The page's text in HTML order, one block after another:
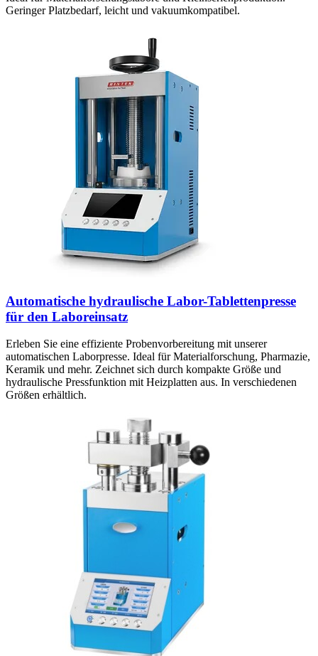
Geringer Platzbedarf, leicht und vakuumkompatibel.
Automatische hydraulische Labor-Tablettenpresse
für den Laboreinsatz
Erleben Sie eine effiziente Probenvorbereitung mit unserer
automatischen Laborpresse. Ideal für Materialforschung, Pharmazie,
Keramik und mehr. Zeichnet sich durch kompakte Größe und
hydraulische Pressfunktion mit Heizplatten aus. In verschiedenen
Größen erhältlich.